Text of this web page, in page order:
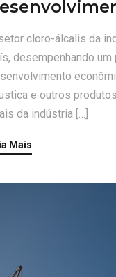
cloro-álcalis da
desempenhando
e outros
da indústria […]
Mais